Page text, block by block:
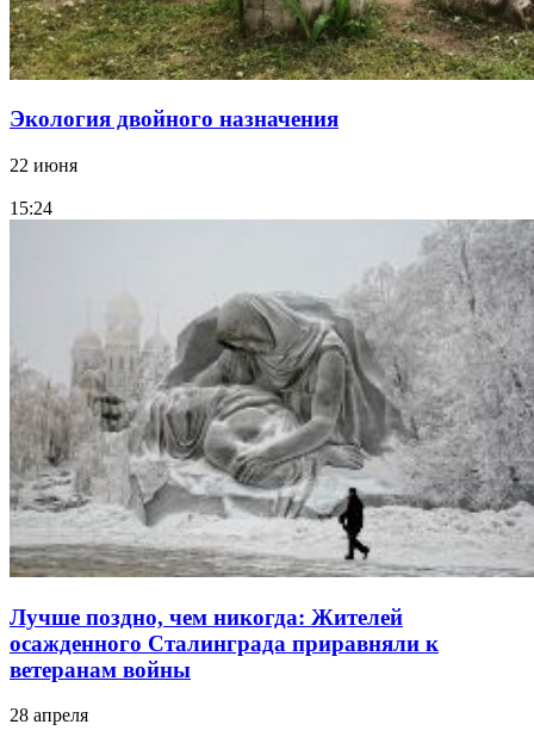
Экология двойного назначения
22 июня
15:24
Лучше поздно, чем никогда: Жителей
осажденного Сталинграда приравняли к
ветеранам войны
28 апреля